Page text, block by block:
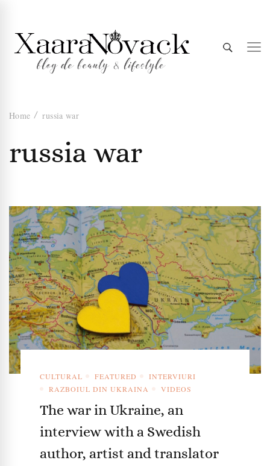
Xaara
Novack
Home russia war
russia war
CULTURAL FEATURED
INTERVIURI
RAZBOIUL DIN UKRAINA
VIDEOS
The war in Ukraine, an
interview with a Swedish
author, artist and translator